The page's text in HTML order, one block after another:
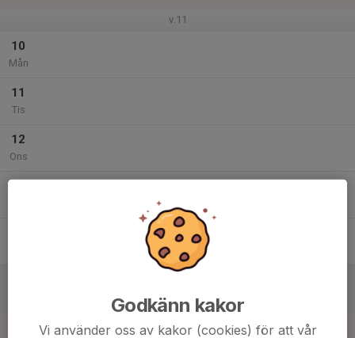
v.11
10
Mån
11
Tis
12
Ons
IK Nordia Cafélokal
Godkänn kakor
Vi använder oss av kakor (cookies) för att vår